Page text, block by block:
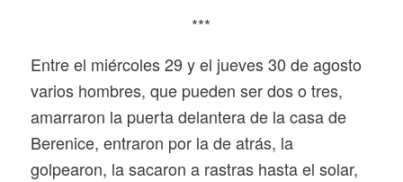
***
Entre el miércoles 29 y el jueves 30 de agosto
varios hombres, que pueden ser dos o tres,
amarraron la puerta delantera de la casa de
Berenice, entraron por la de atrás, la
golpearon, la sacaron a rastras hasta el solar,